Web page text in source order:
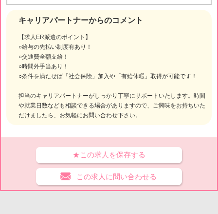
キャリアパートナーからのコメント
【求人ER派遣のポイント】
○給与の先払い制度有あり！
○交通費全額支給！
○時間外手当あり！
○条件を満たせば「社会保険」加入や「有給休暇」取得が可能です！
担当のキャリアパートナーがしっかり丁寧にサポートいたします。時間
や就業日数なども相談できる場合がありますので、ご興味をお持ちいた
だけましたら、お気軽にお問い合わせ下さい。
★この求人を保存する
この求人に問い合わせる